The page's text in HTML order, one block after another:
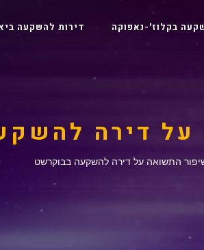
בקלוז'-נאפוקה דירות להשקעה
על דירה
התשואה על דירה להשקעה בבוקרשט